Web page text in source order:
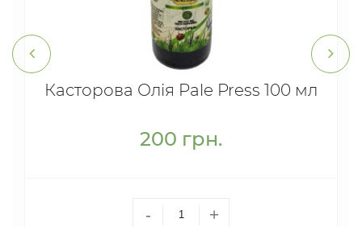
Касторова Олія Pale Press 100 мл
200 грн.
- +